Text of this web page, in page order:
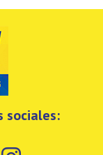
sociales: